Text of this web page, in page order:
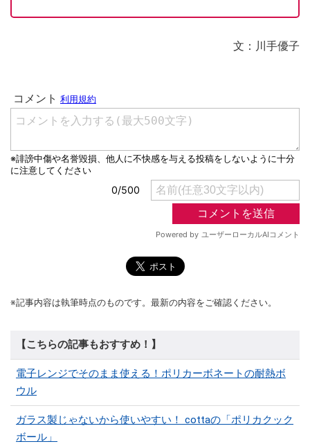
文：川手優子
※記事内容は執筆時点のものです。最新の内容をご確認ください。
【こちらの記事もおすすめ！】
電子レンジでそのまま使える！ポリカーボネートの耐熱ボ
ウル
ガラス製じゃないから使いやすい！ cottaの「ポリカクック
ボール」